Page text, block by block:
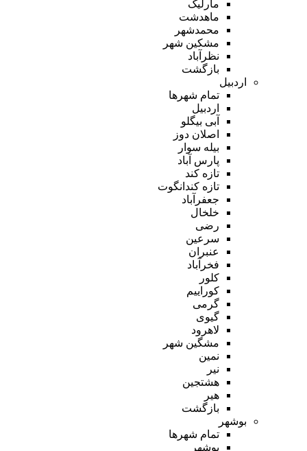
مارلیک
ماهدشت
محمدشهر
مشکین شهر
نظرآباد
بازگشت
اردبیل
تمام شهر‌ها
اردبیل
آبی بیگلو
اصلان دوز
بیله سوار
پارس آباد
تازه کند
تازه کندانگوت
جعفرآباد
خلخال
رضی
سرعین
عنبران
فخرآباد
کلور
کوراییم
گرمی
گیوی
لاهرود
مشگین شهر
نمین
نیر
هشتجین
هیر
بازگشت
بوشهر
تمام شهر‌ها
بوشهر